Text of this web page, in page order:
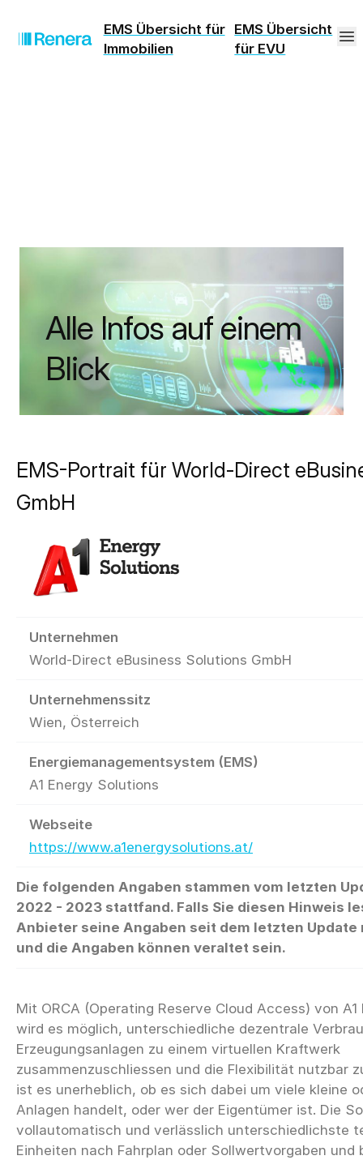
EMS Übersicht für
Immobilien
EMS Übersicht
für EVU
Alle Infos auf einem
Blick
EMS-Portrait für World-Direct
GmbH
Unternehmen
World-Direct eBusiness Solutions GmbH
Unternehmenssitz
Wien, Österreich
Energiemanagementsystem (EMS)
A1 Energy Solutions
Webseite
https://www.a1energysolutions.at/
Die folgenden Angaben stammen vom letzten
2022 - 2023 stattfand. Falls Sie diesen Hinweis
Anbieter seine Angaben seit dem letzten
und die Angaben können veraltet sein.
Mit ORCA (Operating Reserve Cloud Access) von
wird es möglich, unterschiedliche dezentrale
Erzeugungsanlagen zu einem virtuellen Kraftwerk
zusammenzuschliessen und die Flexibilität nutzbar
ist es unerheblich, ob es sich dabei um viele kleine
Anlagen handelt, oder wer der Eigentümer ist. Die
vollautomatisch und verlässlich unterschiedlichste
Einheiten nach Fahrplan oder Sollwertvorgaben und